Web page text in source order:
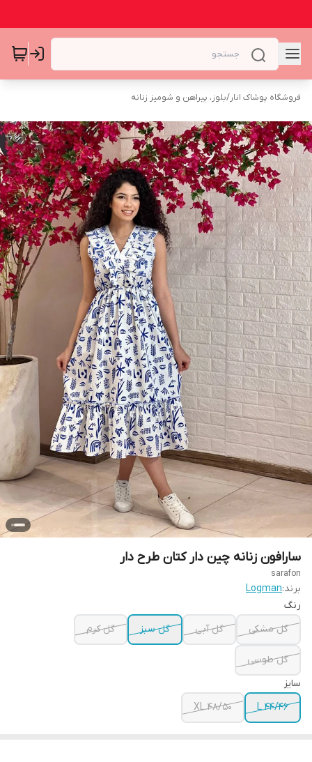
فروشگاه پوشاک انار/بلوز، پیراهن و شومیز زنانه
سارافون زنانه چین دار کتان طرح دار
sarafon
برند:Logman
رنگ
گل مشکی
گل آبی گل سبز گل کرم
گل طوسی
سایز
L 44/46
XL 48/50